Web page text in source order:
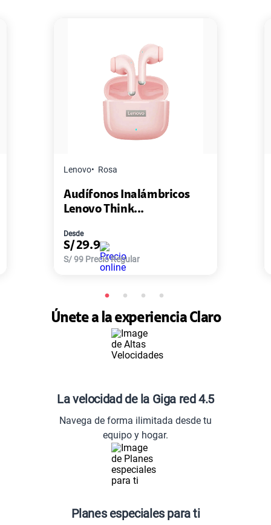
Master G Negro
Pack de 2 Power Bank Mini
Master-G ...
Desde
S/77.9
S/168Precio Regular
Únete a la experiencia Claro
La velocidad de la Giga red 4.5
Navega de forma ilimitada desde tu
equipo y hogar.
Planes especiales para ti